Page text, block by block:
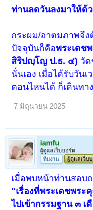
ท่านลดวันลงมาให้ด้
กระผม/อาตมภาพจึง
ปัจจุบันก็คือพระเดช
สิริปญฺโญ ป.ธ. ๔) วัด
นั่นเอง เมื่อได้รับวัน
ตอนไหนได้ ก็เดินทา
7 มิถุนายน 2025
iamfu
ผู้ดูแลเว็บบอร์ด
ทีมงาน
ผู้ดูแลเว็บ
เมื่อพบหน้าท่านสอบ
"เรื่องที่พระเดชพระ
ไปเข้ากรรมฐาน ๓ เ